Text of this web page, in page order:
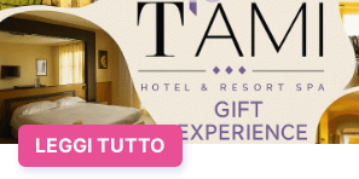
LEGGI TUTTO